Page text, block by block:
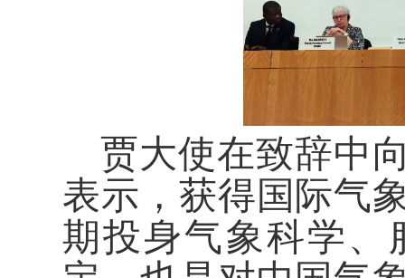
贾大使在致辞中
表示，获得国际气
期投身气象科学、